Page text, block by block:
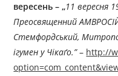
вересень –„11вересня
Преосвященний
Стемфордський,
ігумен у Чікаґо.”– http://